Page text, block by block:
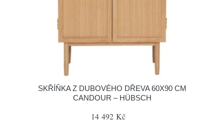
SKŘÍŇKA Z DUBOVÉHO DŘEVA 60X90 CM
CANDOUR – HÜBSCH
14 492 Kč